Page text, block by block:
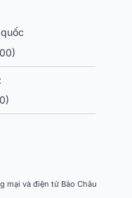
nghiệm xem phim đa
mại và điện tử Bảo Châu